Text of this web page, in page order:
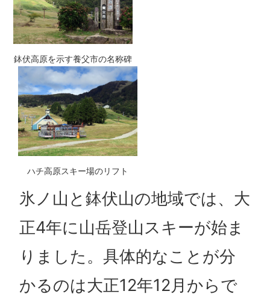
鉢伏高原を示す養父市の名称碑
ハチ高原スキー場のリフト
氷ノ山と鉢伏山の地域では、大
正4年に山岳登山スキーが始ま
りました。具体的なことが分
かるのは大正12年12月からで